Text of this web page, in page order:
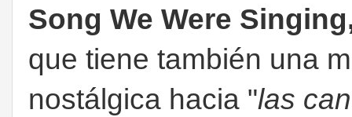
Song We Were
que tiene también una
nostálgica hacia "las